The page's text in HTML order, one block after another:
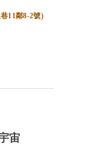
11鄰8-2號)
宙